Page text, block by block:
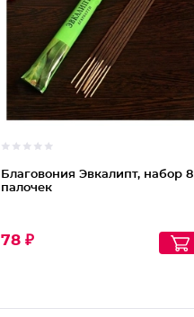
Благовония Эвкалипт, набор 8
палочек
78 ₽